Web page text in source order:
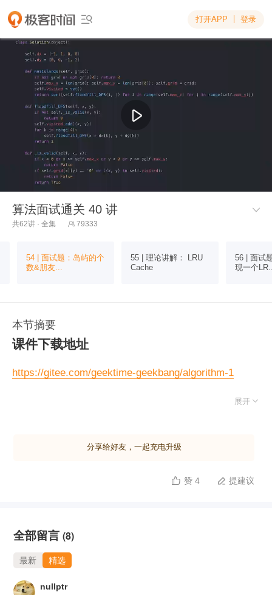
 打开APP 登录
算法面试通关 40 讲 
共62讲 · 全集  79333
54 | 面试题：岛屿的个
数&朋友...
55 | 理论讲解： LRU
Cache
56 | 面试
现一个
本节摘要
课件下载地址
https://gitee.com/geektime-geekbang/algorithm-1
https://leetcode-cn.com/problems/number-
朋友圈
英文版：https://leetcode.com/problems/friend-
circles/
展开 
分享给好友，一起充电升级
 赞 4  提建议
全部留言 (8)
最新 精选
nullptr